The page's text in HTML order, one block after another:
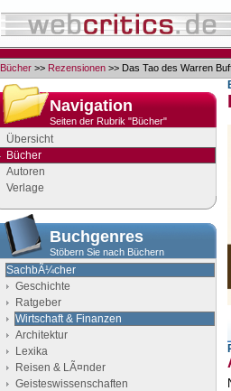
Bücher >> Rezensionen >> Das Tao des Warren
Navigation
Seiten der Rubrik "Bücher"
Übersicht
Bücher
Autoren
Verlage
Buchgenres
Stöbern Sie nach Büchern
SachbÃ¼cher
Geschichte
Ratgeber
Wirtschaft & Finanzen
Architektur
Lexika
Reisen & LÃ¤nder
Geisteswissenschaften